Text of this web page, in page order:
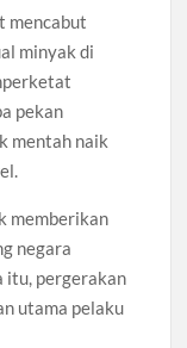
mencabut
minyak di
pekan
mentah naik
memberikan
negara
itu, pergerakan
utama pelaku